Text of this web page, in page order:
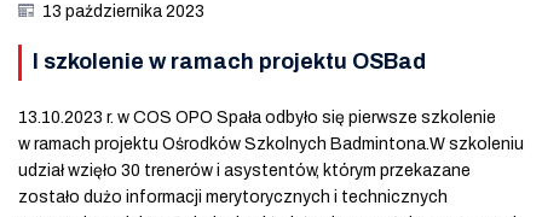
13 października 2023
I szkolenie w ramach projektu OSBad
13.10.2023 r. w COS OPO Spała odbyło się pierwsze szkolenie
w ramach projektu Ośrodków Szkolnych Badmintona.W szkoleniu
udział wzięło 30 trenerów i asystentów, którym przekazane
zostało dużo informacji merytorycznych i technicznych